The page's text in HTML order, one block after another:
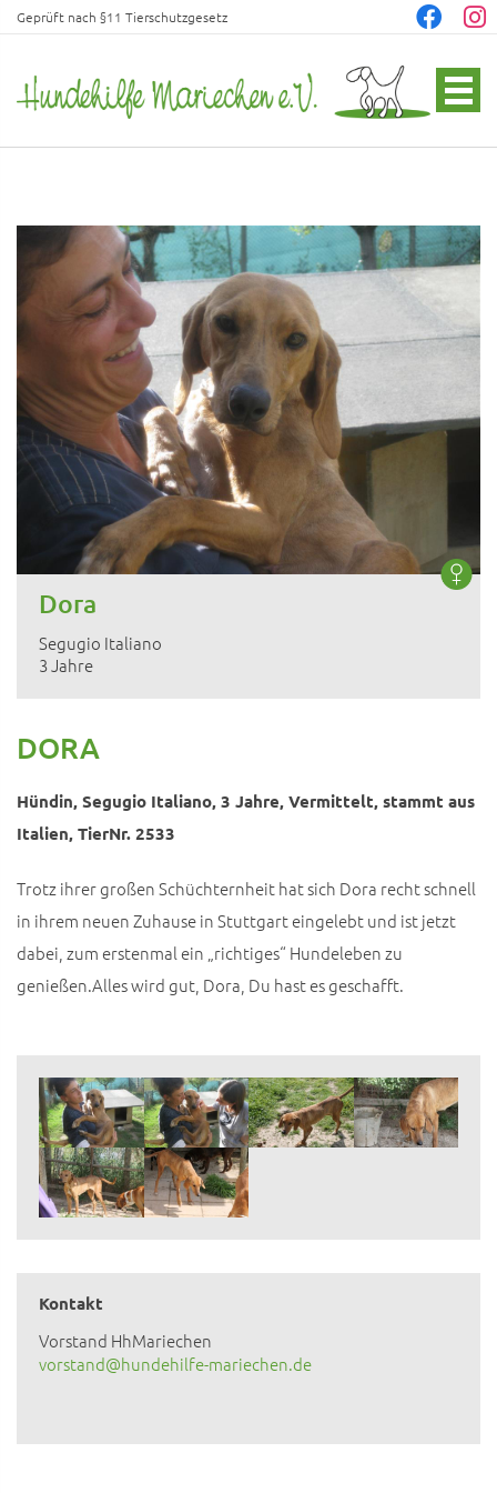
Geprüft nach §11 Tierschutzgesetz
Dora
Segugio Italiano
3 Jahre
DORA
Hündin, Segugio Italiano, 3 Jahre, Vermittelt, stammt aus
Italien, TierNr. 2533
Trotz ihrer großen Schüchternheit hat sich Dora recht schnell
in ihrem neuen Zuhause in Stuttgart eingelebt und ist jetzt
dabei, zum erstenmal ein „richtiges“ Hundeleben zu
genießen.Alles wird gut, Dora, Du hast es geschafft.
Kontakt
Vorstand HhMariechen
vorstand@hundehilfe-mariechen.de